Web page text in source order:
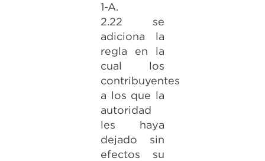
1-A.
2.22 se
adiciona la
regla en la
cual los
contribuyentes
a los que la
autoridad
les haya
dejado sin
efectos su